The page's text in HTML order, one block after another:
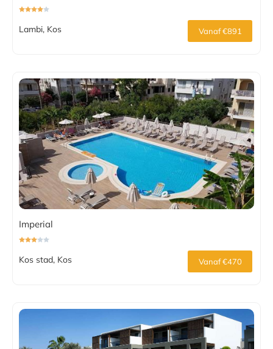
Lambi, Kos Vanaf €891
Imperial
Kos stad, Kos Vanaf €470